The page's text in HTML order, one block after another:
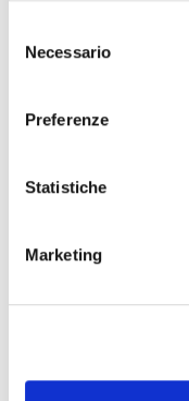
delNecessario
Preferenze
Statistiche
Marketing